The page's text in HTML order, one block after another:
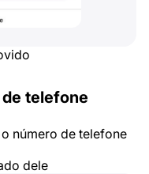
telefone
número de telefone
dele